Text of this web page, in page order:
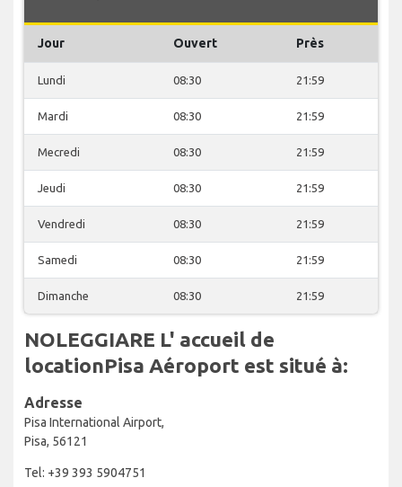
Jour Ouvert Près
Lundi 08:30 21:59
Mardi 08:30 21:59
Mecredi 08:30 21:59
Jeudi 08:30 21:59
Vendredi 08:30 21:59
Samedi 08:30 21:59
Dimanche 08:30 21:59
NOLEGGIARE L' accueil de
locationPisa Aéroport est situé à:
Adresse
Pisa International Airport,
Pisa, 56121
Tel: +39 393 5904751